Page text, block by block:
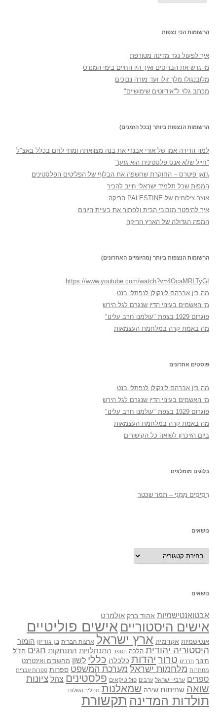
הרשומות הכי נצפות
איך לפעול נגד מדינה מטורפת
מי גרש את הבריטים ואיך היו החיים בימי המנדט
מלובנגולו מלך זולו ועד מורה נבוכים
מכתב גלוי ל"אידיוטים שימושיים"
הרשומות הנצפות ביותר (בכל הזמנים)
למה הדירה אמו של אורי אבנרי את בנה מצוואתה ומתי לחם בכלל באצ"ל
"חייל שלא אנס פלסטינית הוא גזען"
ג'ואן פיטרס – החוקרת שחשפה את הבלוף של הפליטים הפלסטינים
המפות שכל תלמיד ישראלי חייב להכיר
אוצר צילומים של PALESTINE הריקה
איך להיפטר מזבובי הבית ולפתור את בעיית היונים
המפה הגדולה של הארץ הריקה
הרשומות הנצפות ביותר (מהיומיים האחרונים)
https://www.youtube.com/watch?v=4OcaMRLTyGI
מה בין אברהם לינקולן לנפתלי בנט
מי האשמים בעינוי הדין שנגרם לגל הירש
פוגרום 1929 בצפת "עולמנו חרב עלינו"
מה באמת קרה במלחמת העצמאות
פוסטים אחרונים
מה בין אברהם לינקולן לנפתלי בנט
מי האשמים בעינוי הדין שנגרם לגל הירש
פוגרום 1929 בצפת "עולמנו חרב עלינו"
מה באמת קרה במלחמת העצמאות
ביום הזיכרון לשואה כל הקישורים
בלוגים מומלצים
רְסִיסִים מִמֶנִי – תמר שכטר
נושאים
נושאים
נושאים
אבטואנטישמיות אהוד ברק אולמרט
אישים היסטוריים אישים פוליטיים
אנטישמיות אקדמיה ארץ ישראל ארצות הברית בן גוריון הומור
היסטוריה יהודית הלכה הספר התנחלויות התנתקות חגים חז"ל
חינוך חרדים טרור יהדות כלכלה כללי לשון מחשבים ואינטרנט
מחתרות מלחמות ישראל מערכת המשפט ספרות ספרות עברית
ספרים ערביי ישראל ערבים פוליטיקאים פלסטינים צהל ציונות
שואה שחיתות שירה שמאלנות תהליך השלום
תולדות המדינה תקשורת